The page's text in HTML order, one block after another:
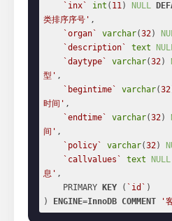
`inx`
int ( 11) NULL
类排序序号' ,
`organ`
varchar(32)
`description`
text
`daytype`
varchar(32)
型' ,
`begintime`
varchar(32
时间' ,
`endtime`
varchar(32)
间' ,
`policy`
varchar(32)
`callvalues`
text NULL
息' ,
    PRIMARY
KEY ( `id` )
)
ENGINE=InnoDB COMMENT '